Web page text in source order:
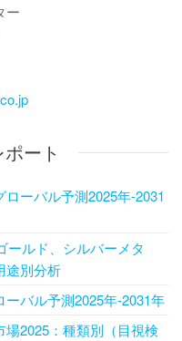
ー
ート
ーバル予測2025年-2031
ールド、シルバーメタ
途別分析
バル予測2025年-2031年
2025：種類別（目視検